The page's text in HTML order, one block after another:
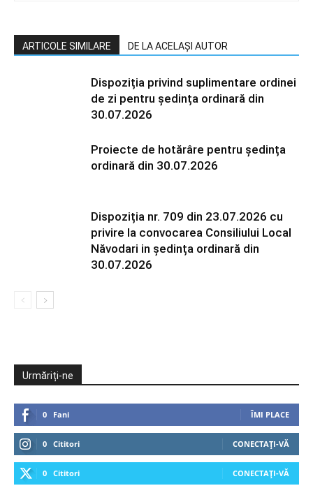
ARTICOLE SIMILARE DE LA ACELAȘI AUTOR
Dispoziția privind suplimentare ordinei
de zi pentru ședința ordinară din
30.07.2026
Proiecte de hotărâre pentru ședința
ordinară din 30.07.2026
Dispoziția nr. 709 din 23.07.2026 cu
privire la convocarea Consiliului Local
Năvodari in ședința ordinară din
30.07.2026
Urmăriți-ne
0 Fani ÎMI PLACE
0 Cititori CONECTAȚI-VĂ
0 Cititori CONECTAȚI-VĂ